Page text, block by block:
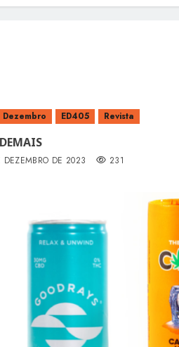
Dezembro ED405 Revista
DEZEMBRO DE 2023 231